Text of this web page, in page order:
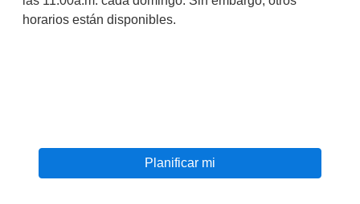
horarios están disponibles.
Planificar mi